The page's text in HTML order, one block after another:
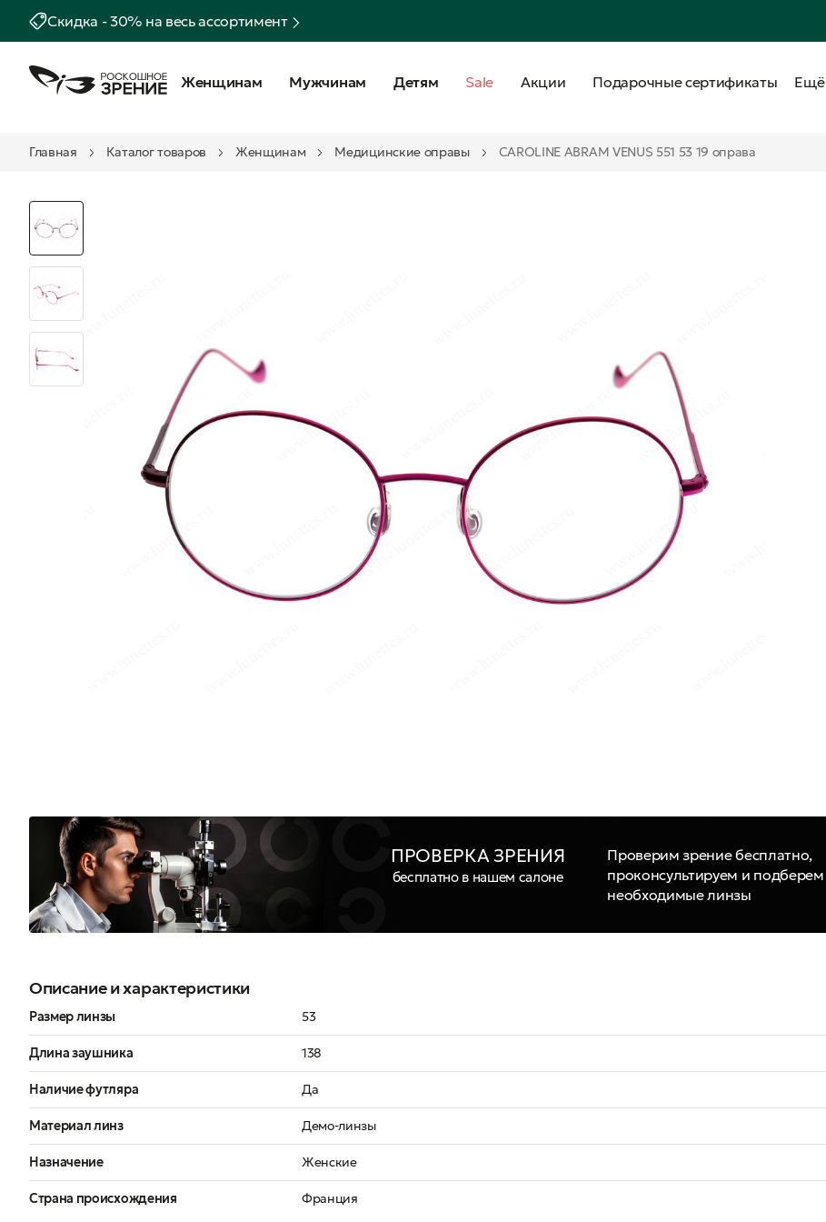
Скидка - 30% на весь ассортимент
Женщинам Мужчинам Детям Sale Акции Подарочные сертификаты Ещё
Главная Каталог товаров Женщинам Медицинские оправы CAROLINE ABRAM VENUS 551 53 19 оправа
ПРОВЕРКА ЗРЕНИЯ
бесплатно в нашем салоне
Проверим зрение бесплатно,
проконсультируем и подберем
необходимые линзы
Описание и характеристики
Размер линзы 53
Длина заушника 138
Наличие футляра Да
Материал линз Демо-линзы
Назначение Женские
Страна происхождения Франция